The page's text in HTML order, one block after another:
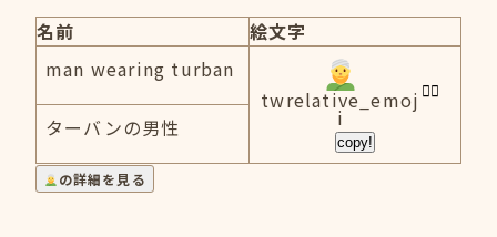
名前
絵文字
man wearing turban
twrelative_emoj
i
copy!
ターバンの男性
の詳細を見る